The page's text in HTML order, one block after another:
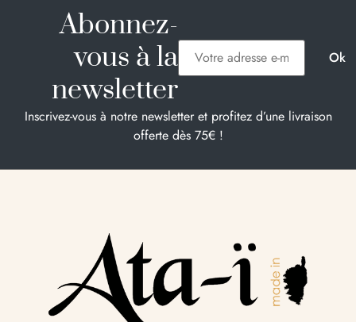
Abonnez-
vous à la
newsletter
Inscrivez-vous à notre newsletter et profitez d’une livraison
offerte dès 75€ !